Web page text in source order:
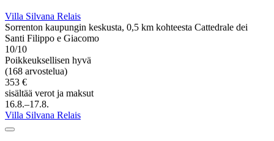
Villa Silvana Relais
Sorrenton kaupungin keskusta, 0,5 km kohteesta Cattedrale dei
Santi Filippo e Giacomo
10/10
Poikkeuksellisen hyvä
(168 arvostelua)
353 €
sisältää verot ja maksut
16.8.–17.8.
Villa Silvana Relais